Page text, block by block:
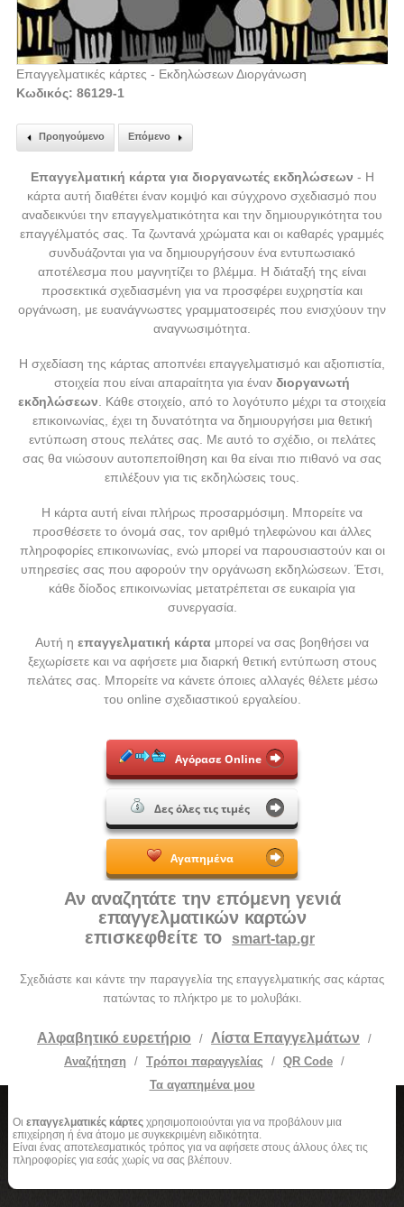
Επαγγελματικές κάρτες - Εκδηλώσεων Διοργάνωση
Κωδικός: 86129-1
Προηγούμενο Επόμενο
Επαγγελματική κάρτα για διοργανωτές εκδηλώσεων - Η
κάρτα αυτή διαθέτει έναν κομψό και σύγχρονο σχεδιασμό που
αναδεικνύει την επαγγελματικότητα και την δημιουργικότητα του
επαγγέλματός σας. Τα ζωντανά χρώματα και οι καθαρές γραμμές
συνδυάζονται για να δημιουργήσουν ένα εντυπωσιακό
αποτέλεσμα που μαγνητίζει το βλέμμα. Η διάταξή της είναι
προσεκτικά σχεδιασμένη για να προσφέρει ευχρηστία και
οργάνωση, με ευανάγνωστες γραμματοσειρές που ενισχύουν την
αναγνωσιμότητα.
Η σχεδίαση της κάρτας αποπνέει επαγγελματισμό και αξιοπιστία,
στοιχεία που είναι απαραίτητα για έναν διοργανωτή
εκδηλώσεων . Κάθε στοιχείο, από το λογότυπο μέχρι τα στοιχεία
επικοινωνίας, έχει τη δυνατότητα να δημιουργήσει μια θετική
εντύπωση στους πελάτες σας. Με αυτό το σχέδιο, οι πελάτες
σας θα νιώσουν αυτοπεποίθηση και θα είναι πιο πιθανό να σας
επιλέξουν για τις εκδηλώσεις τους.
Η κάρτα αυτή είναι πλήρως προσαρμόσιμη. Μπορείτε να
προσθέσετε το όνομά σας, τον αριθμό τηλεφώνου και άλλες
πληροφορίες επικοινωνίας, ενώ μπορεί να παρουσιαστούν και οι
υπηρεσίες σας που αφορούν την οργάνωση εκδηλώσεων. Έτσι,
κάθε δίοδος επικοινωνίας μετατρέπεται σε ευκαιρία για
συνεργασία.
Αυτή η επαγγελματική κάρτα μπορεί να σας βοηθήσει να
ξεχωρίσετε και να αφήσετε μια διαρκή θετική εντύπωση στους
πελάτες σας. Μπορείτε να κάνετε όποιες αλλαγές θέλετε μέσω
του online σχεδιαστικού εργαλείου.
Αγόρασε Online
Δες όλες τις τιμές
Αγαπημένα
Αν αναζητάτε την επόμενη γενιά
επαγγελματικών καρτών
επισκεφθείτε το
smart-tap.gr
Σχεδιάστε και κάντε την παραγγελία της επαγγελματικής σας κάρτας
πατώντας το πλήκτρο με το μολυβάκι.
Αλφαβητικό ευρετήριο / Λίστα Επαγγελμάτων
/
Αναζήτηση
/ Τρόποι παραγγελίας / QR Code /
Τα αγαπημένα μου
Οι επαγγελματικές κάρτες χρησιμοποιούνται για να προβάλουν μια
επιχείρηση ή ένα άτομο με συγκεκριμένη ειδικότητα.
Είναι ένας αποτελεσματικός τρόπος για να αφήσετε στους άλλους όλες τις
πληροφορίες για εσάς χωρίς να σας βλέπουν.